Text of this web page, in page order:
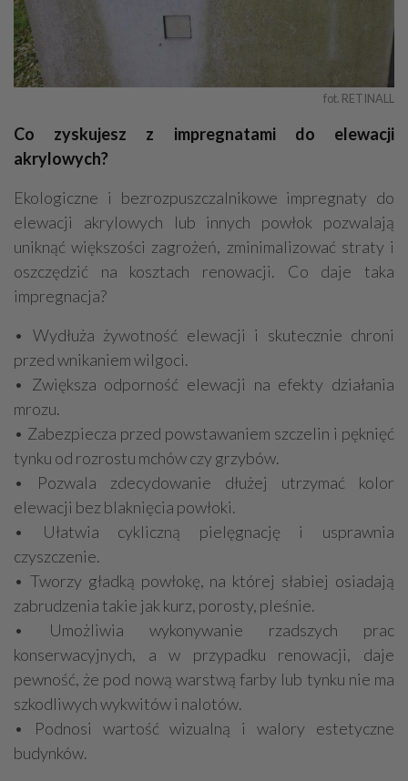
fot. RETINALL
Co zyskujesz z impregnatami do elewacji
akrylowych?
Ekologiczne i bezrozpuszczalnikowe impregnaty do
elewacji akrylowych lub innych powłok pozwalają
uniknąć większości zagrożeń, zminimalizować straty i
oszczędzić na kosztach renowacji. Co daje taka
impregnacja?
• Wydłuża żywotność elewacji i skutecznie chroni
przed wnikaniem wilgoci.
• Zwiększa odporność elewacji na efekty działania
mrozu.
• Zabezpiecza przed powstawaniem szczelin i pęknięć
tynku od rozrostu mchów czy grzybów.
• Pozwala zdecydowanie dłużej utrzymać kolor
elewacji bez blaknięcia powłoki.
• Ułatwia cykliczną pielęgnację i usprawnia
czyszczenie.
• Tworzy gładką powłokę, na której słabiej osiadają
zabrudzenia takie jak kurz, porosty, pleśnie.
• Umożliwia wykonywanie rzadszych prac
konserwacyjnych, a w przypadku renowacji, daje
pewność, że pod nową warstwą farby lub tynku nie ma
szkodliwych wykwitów i nalotów.
• Podnosi wartość wizualną i walory estetyczne
budynków.